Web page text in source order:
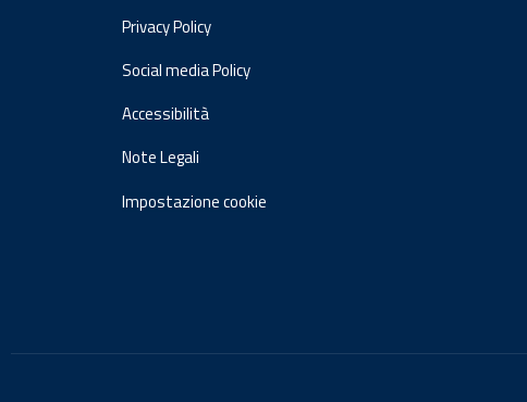
Privacy Policy
Social media Policy
Accessibilità
Note Legali
Impostazione cookie